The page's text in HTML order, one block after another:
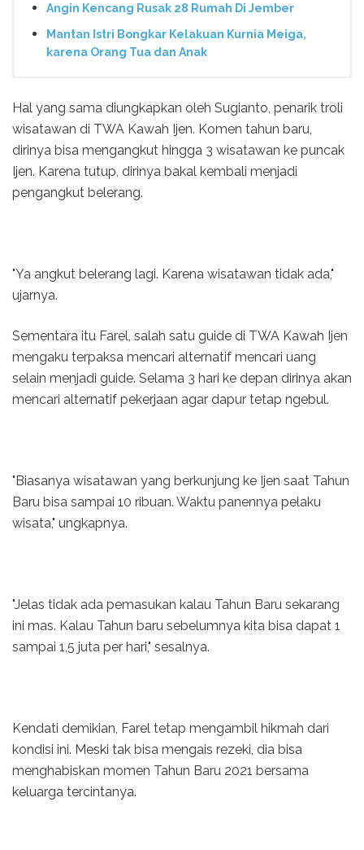
Angin Kencang Rusak 28 Rumah Di Jember
Mantan Istri Bongkar Kelakuan Kurnia Meiga,
karena Orang Tua dan Anak
Hal yang sama diungkapkan oleh Sugianto, penarik troli
wisatawan di TWA Kawah Ijen. Komen tahun baru,
dirinya bisa mengangkut hingga 3 wisatawan ke puncak
Ijen. Karena tutup, dirinya bakal kembali menjadi
pengangkut belerang.
"Ya angkut belerang lagi. Karena wisatawan tidak ada,"
ujarnya.
Sementara itu Farel, salah satu guide di TWA Kawah Ijen
mengaku terpaksa mencari alternatif mencari uang
selain menjadi guide. Selama 3 hari ke depan dirinya akan
mencari alternatif pekerjaan agar dapur tetap ngebul.
"Biasanya wisatawan yang berkunjung ke Ijen saat Tahun
Baru bisa sampai 10 ribuan. Waktu panennya pelaku
wisata," ungkapnya.
"Jelas tidak ada pemasukan kalau Tahun Baru sekarang
ini mas. Kalau Tahun baru sebelumnya kita bisa dapat 1
sampai 1,5 juta per hari," sesalnya.
Kendati demikian, Farel tetap mengambil hikmah dari
kondisi ini. Meski tak bisa mengais rezeki, dia bisa
menghabiskan momen Tahun Baru 2021 bersama
keluarga tercintanya.